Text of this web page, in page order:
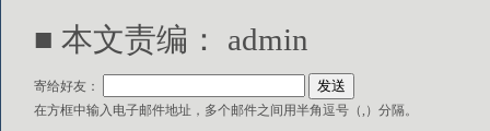
■ 本文责编： admin
寄给好友：
在方框中输入电子邮件地址，多个邮件之间用半角逗号（,）分隔。